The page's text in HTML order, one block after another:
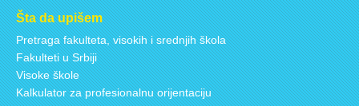
Šta da upišem
Pretraga fakulteta, visokih i srednjih škola
Fakulteti u Srbiji
Visoke škole
Kalkulator za profesionalnu orijentaciju